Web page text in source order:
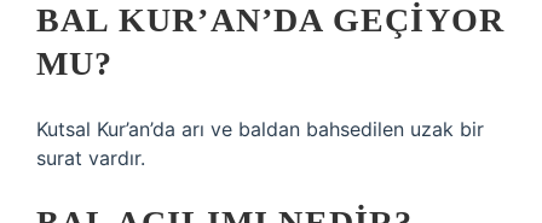
BAL KUR’AN’DA GEÇIYOR
MU?
Kutsal Kur’an’da arı ve baldan bahsedilen uzak bir
surat vardır.